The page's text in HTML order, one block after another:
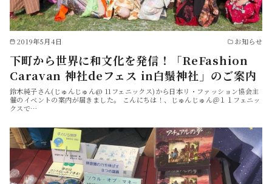
2019年5月4日 お知らせ
下町から世界に和文化を発信！「ReFashion
Caravan 神社deフェス in白鬚神社」のご案内
鈴木純子さん(じゅんじゅん@ 11フェニックス)から日本リ・ファッション協会主
催のイベントの案内が届きました。 こんにちは！、じゅんじゅん＠１１フェニッ
クスで…